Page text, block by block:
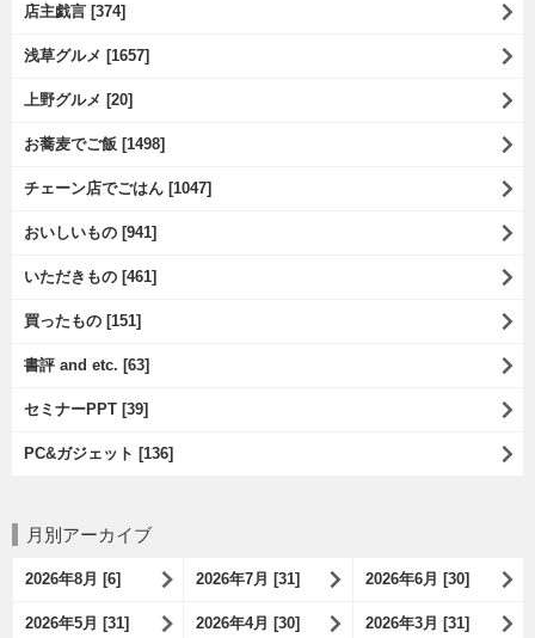
店主戯言 [374]
浅草グルメ [1657]
上野グルメ [20]
お蕎麦でご飯 [1498]
チェーン店でごはん [1047]
おいしいもの [941]
いただきもの [461]
買ったもの [151]
書評 and etc. [63]
セミナーPPT [39]
PC&ガジェット [136]
月別アーカイブ
2026年8月 [6] 2026年7月 [31] 2026年6月 [30]
2026年5月 [31] 2026年4月 [30] 2026年3月 [31]